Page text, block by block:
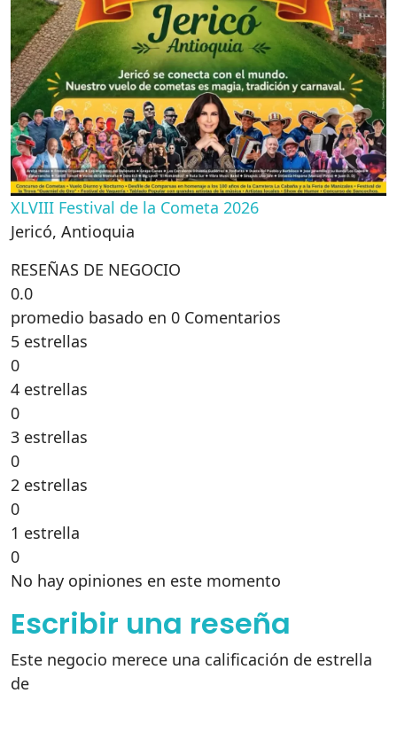
XLVIII Festival de la Cometa 2026
Jericó, Antioquia
RESEÑAS DE NEGOCIO
0.0
promedio basado en 0 Comentarios
5 estrellas
0
4 estrellas
0
3 estrellas
0
2 estrellas
0
1 estrella
0
No hay opiniones en este momento
Escribir una reseña
Este negocio merece una calificación de estrella
de